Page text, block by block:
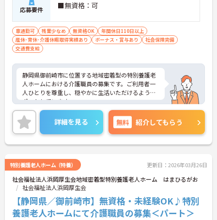
応募要件 ■無資格：可
車通勤可 残業少なめ 無資格OK
年間休日110日以上
産休･育休･介護休暇取得実績あり
ボーナス・賞与あり
社会保険完備
交通費支給
静岡県御前崎市に位置する地域密着型の特別養護老
人ホームにおける介護職員の募集です。ご利用者一
人ひとりを尊重し、穏やかに生活いただけるようサ
ポートしています。
介護資格が無資格の方も歓迎です。年間休日は120
日もあり、プライベートを大切にしながらご勤務い
ただけます。また、マイカー通勤が可能なので、通
勤が苦になりません。
ご興味のある方には、面接対策ポイントなど、さら
さい！
詳細を見る 無料 紹介してもらう
特別養護老人ホーム（特養） 更新日：2026年03月26日
社会福祉法人浜岡厚生会地域密着型特別養護老人ホーム はまひるがお
社会福祉法人浜岡厚生会
【静岡県／御前崎市】無資格・未経験OK♪特別
養護老人ホームにて介護職員の募集＜パート＞